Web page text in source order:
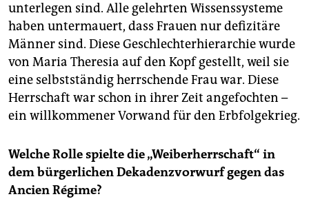
unterlegen sind. Alle gelehrten Wissenssysteme
haben untermauert, dass Frauen nur defizitäre
Männer sind. Diese Geschlechterhierarchie wurde
von Maria Theresia auf den Kopf gestellt, weil sie
eine selbstständig herrschende Frau war. Diese
Herrschaft war schon in ihrer Zeit angefochten –
ein willkommener Vorwand für den Erbfolgekrieg.
Welche Rolle spielte die „Weiberherrschaft“ in
dem bürgerlichen Dekadenzvorwurf gegen das
Ancien Régime?